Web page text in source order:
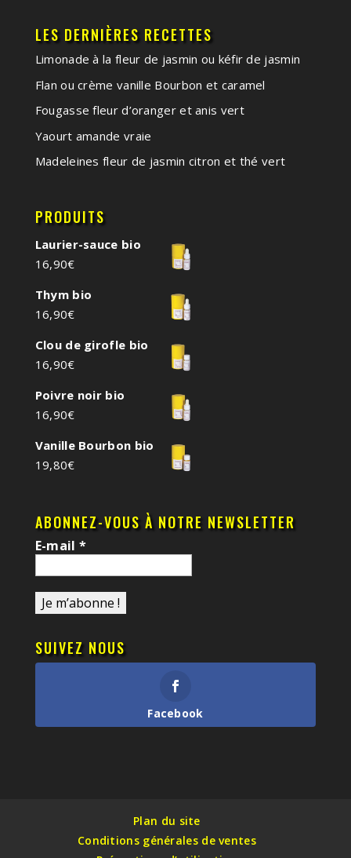
LES DERNIÈRES RECETTES
Limonade à la fleur de jasmin ou kéfir de jasmin
Flan ou crème vanille Bourbon et caramel
Fougasse fleur d’oranger et anis vert
Yaourt amande vraie
Madeleines fleur de jasmin citron et thé vert
PRODUITS
Laurier-sauce bio
16,90€
Thym bio
16,90€
Clou de girofle bio
16,90€
Poivre noir bio
16,90€
Vanille Bourbon bio
19,80€
ABONNEZ-VOUS À NOTRE NEWSLETTER
E-mail *
SUIVEZ NOUS
Facebook
Plan du site
Conditions générales de ventes